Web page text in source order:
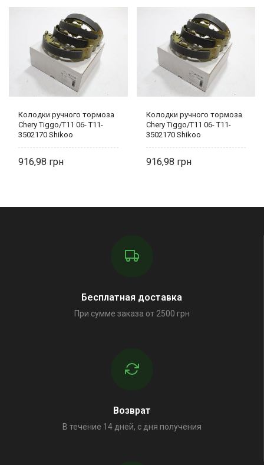
Колодки ручного тормоза
Chery Tiggo/T11 06- T11-
3502170 Shikoo
916,98
Колодки ручного тормоза
Chery Tiggo/T11 06- T11-
3502170 Shikoo
916,98
Бесплатная доставка
При сумме заказа от 2500 грн
Возврат
В течение 14 дней, с дня получения